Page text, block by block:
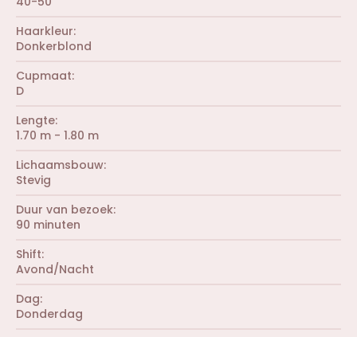
Haarkleur
Donkerblond
Cupmaat
D
Lengte
1.70 m - 1.80 m
Lichaamsbouw
Stevig
Duur van bezoek
90 minuten
Shift
Avond/Nacht
Dag
Donderdag